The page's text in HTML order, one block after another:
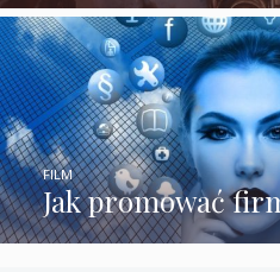
Jak promować
FILM